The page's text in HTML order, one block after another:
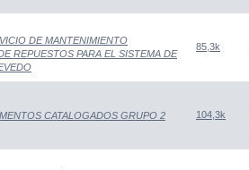
DE MANTENIMIENTO
REPUESTOS PARA EL SISTEMA DE
85,3k
CATALOGADOS GRUPO 2
104,3k